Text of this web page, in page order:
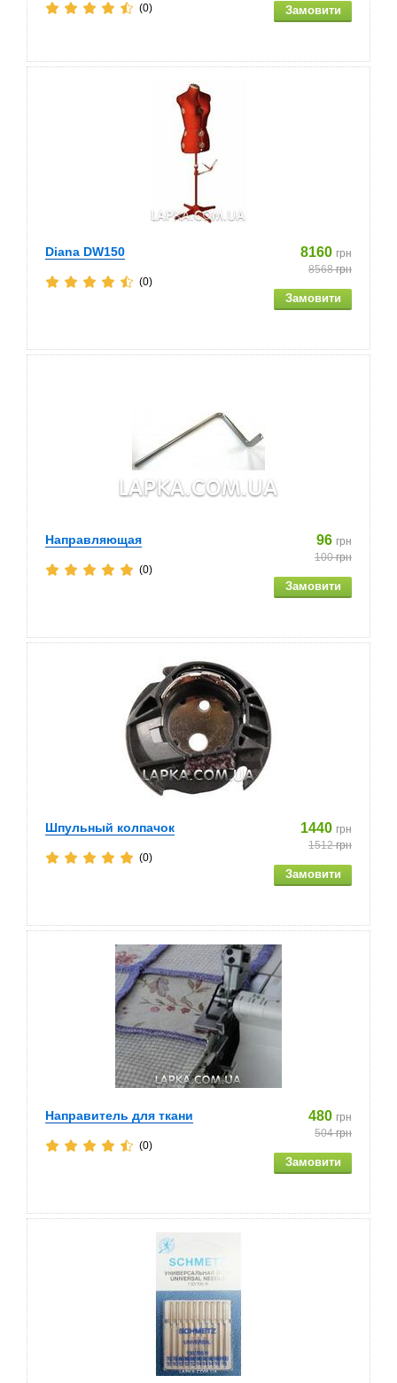
(0)
Diana DW150 8160 грн
8568грн
(0)
Направляющая 96 грн
100грн
(0)
Шпульный колпачок 1440 грн
1512грн
(0)
Направитель для ткани 480 грн
504грн
(0)